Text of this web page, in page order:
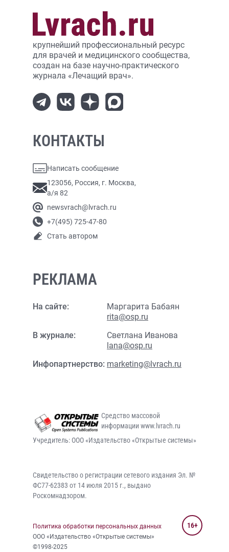
крупнейший профессиональный ресурс
для врачей и медицинского сообщества,
создан на базе научно-практического
журнала «Лечащий врач».
КОНТАКТЫ
Написать сообщение
123056, Россия, г. Москва,
а/я 82
newsvrach@lvrach.ru
+7(495) 725-47-80
Стать автором
РЕКЛАМА
На сайте:
Маргарита Бабаян
rita@osp.ru
В журнале:
Светлана Иванова
lana@osp.ru
Инфопартнерство: marketing@lvrach.ru
Средство массовой
информации www.lvrach.ru
Учредитель: ООО «Издательство «Открытые системы»
Свидетельство о регистрации сетевого издания Эл. №
ФС77-62383 от 14 июля 2015 г., выдано
Роскомнадзором.
Политика обработки персональных данных
ООО «Издательство «Открытые системы»
©1998-2025
16+